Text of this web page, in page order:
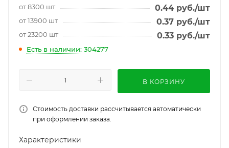
от 8300 шт 0.44 руб./шт
от 13900 шт 0.37 руб./шт
от 23200 шт 0.33 руб./шт
Есть в наличии: 304277
В КОРЗИНУ
Стоимость доставки рассчитывается автоматически
при оформлении заказа.
Характеристики